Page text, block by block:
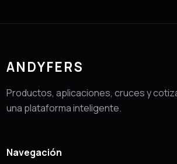
ANDYFERS
Productos, aplicaciones, cruces y
una plataforma inteligente.
Navegación